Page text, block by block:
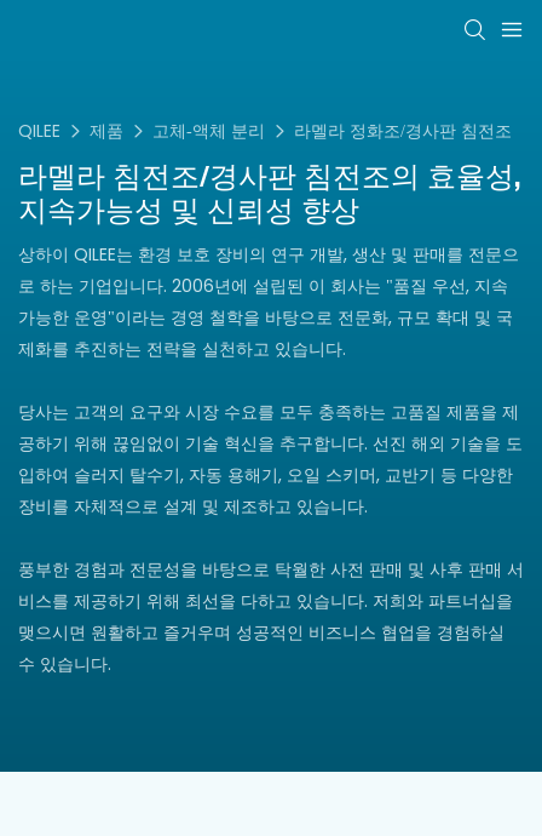
QILEE 제품 고체-액체 분리 라멜라 정화조/경사판 침전조
라멜라 침전조/경사판 침전조의 효율성,
지속가능성 및 신뢰성 향상
상하이 QILEE는 환경 보호 장비의 연구 개발, 생산 및 판매를 전문으
로 하는 기업입니다. 2006년에 설립된 이 회사는 "품질 우선, 지속
가능한 운영"이라는 경영 철학을 바탕으로 전문화, 규모 확대 및 국
제화를 추진하는 전략을 실천하고 있습니다.
당사는 고객의 요구와 시장 수요를 모두 충족하는 고품질 제품을 제
공하기 위해 끊임없이 기술 혁신을 추구합니다. 선진 해외 기술을 도
입하여 슬러지 탈수기, 자동 용해기, 오일 스키머, 교반기 등 다양한
장비를 자체적으로 설계 및 제조하고 있습니다.
풍부한 경험과 전문성을 바탕으로 탁월한 사전 판매 및 사후 판매 서
비스를 제공하기 위해 최선을 다하고 있습니다. 저희와 파트너십을
맺으시면 원활하고 즐거우며 성공적인 비즈니스 협업을 경험하실
수 있습니다.